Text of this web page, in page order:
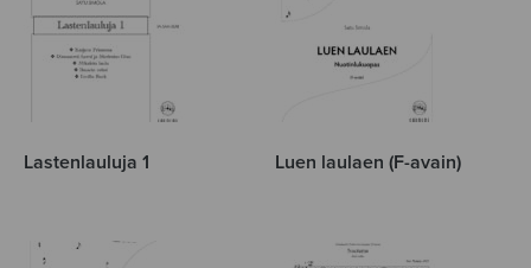
Lastenlauluja 1 Luen laulaen (F-avain)